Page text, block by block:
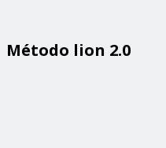
Método lion 2.0